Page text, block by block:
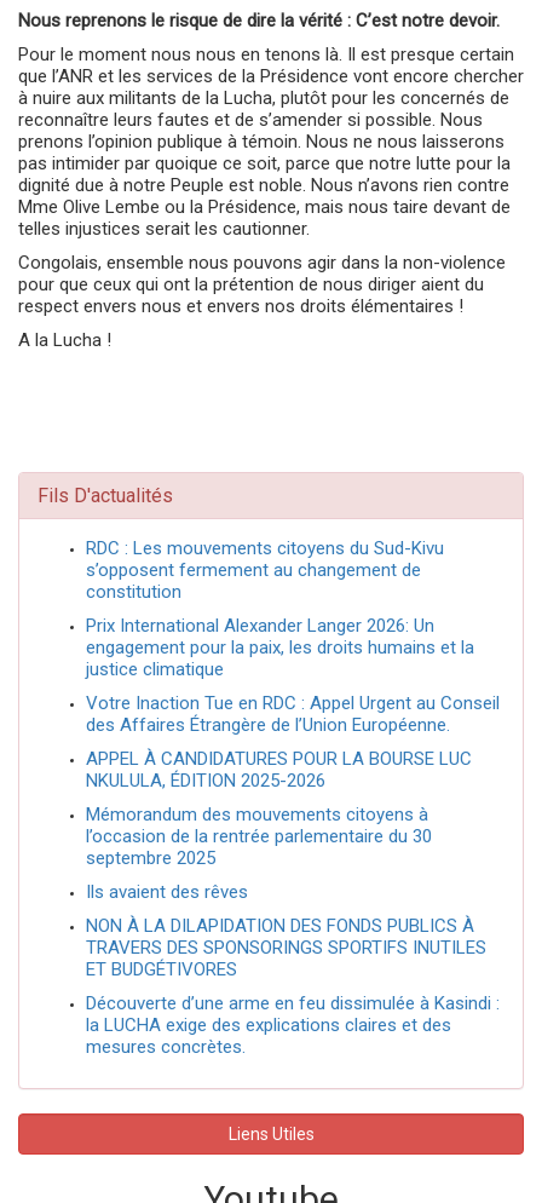
Nous reprenons le risque de dire la vérité : C’est notre devoir.
Pour le moment nous nous en tenons là. Il est presque certain
que l’ANR et les services de la Présidence vont encore chercher
à nuire aux militants de la Lucha, plutôt pour les concernés de
reconnaître leurs fautes et de s’amender si possible. Nous
prenons l’opinion publique à témoin. Nous ne nous laisserons
pas intimider par quoique ce soit, parce que notre lutte pour la
dignité due à notre Peuple est noble. Nous n’avons rien contre
Mme Olive Lembe ou la Présidence, mais nous taire devant de
telles injustices serait les cautionner.
Congolais, ensemble nous pouvons agir dans la non-violence
pour que ceux qui ont la prétention de nous diriger aient du
respect envers nous et envers nos droits élémentaires !
A la Lucha !
Fils D'actualités
RDC : Les mouvements citoyens du Sud-Kivu
s’opposent fermement au changement de
constitution
Prix International Alexander Langer 2026: Un
engagement pour la paix, les droits humains et la
justice climatique
Votre Inaction Tue en RDC : Appel Urgent au Conseil
des Affaires Étrangère de l’Union Européenne.
APPEL À CANDIDATURES POUR LA BOURSE LUC
NKULULA, ÉDITION 2025-2026
Mémorandum des mouvements citoyens à
l’occasion de la rentrée parlementaire du 30
septembre 2025
Ils avaient des rêves
NON À LA DILAPIDATION DES FONDS PUBLICS À
TRAVERS DES SPONSORINGS SPORTIFS INUTILES
ET BUDGÉTIVORES
Découverte d’une arme en feu dissimulée à Kasindi :
la LUCHA exige des explications claires et des
mesures concrètes.
Liens Utiles